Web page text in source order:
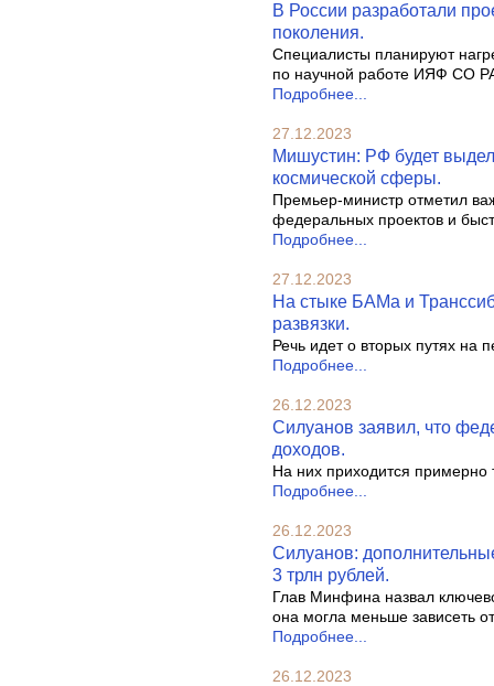
В России разработали
поколения.
Специалисты планируют
по научной работе ИЯФ СО
Подробнее...
27.12.2023
Мишустин: РФ будет
космической сферы.
Премьер-министр отметил
федеральных проектов и
Подробнее...
27.12.2023
На стыке БАМа и
развязки.
Речь идет о вторых путях на
Подробнее...
26.12.2023
Силуанов заявил, что
доходов.
На них приходится
Подробнее...
26.12.2023
Силуанов:
3 трлн рублей.
Глав Минфина назвал
она могла меньше зависеть
Подробнее...
26.12.2023